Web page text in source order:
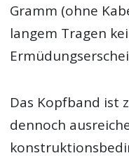
Gramm (ohne
langem Tragen
Das Kopfband ist
dennoch